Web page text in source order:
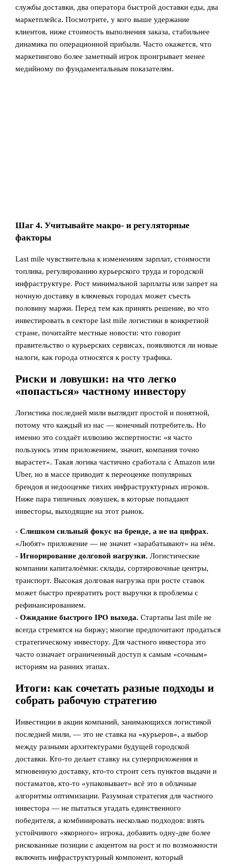
службы доставки, два оператора быстрой доставки еды, два
маркетплейса. Посмотрите, у кого выше удержание
клиентов, ниже стоимость выполнения заказа, стабильнее
динамика по операционной прибыли. Часто окажется, что
маркетингово более заметный игрок проигрывает менее
медийному по фундаментальным показателям.
Шаг 4. Учитывайте макро- и регуляторные
факторы
Last mile чувствительна к изменениям зарплат, стоимости
топлива, регулированию курьерского труда и городской
инфраструктуре. Рост минимальной зарплаты или запрет на
ночную доставку в ключевых городах может съесть
половину маржи. Перед тем как принять решение, во что
инвестировать в секторе last mile логистики в конкретной
стране, почитайте местные новости: что говорит
правительство о курьерских сервисах, появляются ли новые
налоги, как города относятся к росту трафика.
Риски и ловушки: на что легко
«попасться» частному инвестору
Логистика последней мили выглядит простой и понятной,
потому что каждый из нас — конечный потребитель. Но
именно это создаёт иллюзию экспертности: «я часто
пользуюсь этим приложением, значит, компания точно
вырастет». Такая логика частично сработала с Amazon или
Uber, но в массе приводит к переоценке популярных
брендов и недооценке тихих инфраструктурных игроков.
Ниже пара типичных ловушек, в которые попадают
инвесторы, выходящие на этот рынок.
-Слишком сильный фокус на бренде, а не на цифрах.
«Любят» приложение — не значит «зарабатывают» на нём.
-Игнорирование долговой нагрузки. Логистические
компании капиталоёмки: склады, сортировочные центры,
транспорт. Высокая долговая нагрузка при росте ставок
может быстро превратить рост выручки в проблемы с
рефинансированием.
-Ожидание быстрого IPO выхода. Стартапы last mile не
всегда стремятся на биржу; многие предпочитают продаться
стратегическому инвестору. Для частного инвестора это
часто означает ограниченный доступ к самым «сочным»
историям на ранних этапах.
Итоги: как сочетать разные подходы и
собрать рабочую стратегию
Инвестиции в акции компаний, занимающихся логистикой
последней мили, — это не ставка на «курьеров», а выбор
между разными архитектурами будущей городской
доставки. Кто‑то делает ставку на суперприложения и
мгновенную доставку, кто‑то строит сеть пунктов выдачи и
постаматов, кто‑то «упаковывает» всё это в облачные
алгоритмы оптимизации. Разумная стратегия для частного
инвестора — не пытаться угадать единственного
победителя, а комбинировать несколько подходов: взять
устойчивого «якорного» игрока, добавить одну‑две более
рискованные позиции с акцентом на рост и по возможности
включить инфраструктурный компонент, который